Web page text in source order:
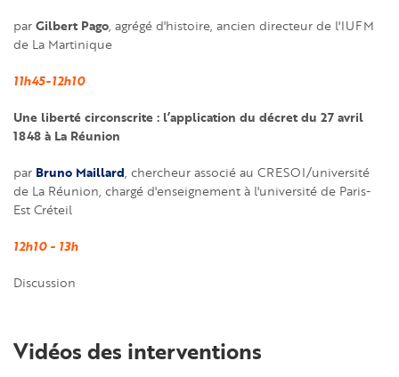
par Gilbert Pago, agrégé d'histoire, ancien directeur de l'IUFM
de La Martinique
11h45-12h10
Une liberté circonscrite : l’application du décret du 27 avril
1848 à La Réunion
par Bruno Maillard , chercheur associé au CRESOI/université
de La Réunion, chargé d'enseignement à l'université de Paris-
Est Créteil
12h10 - 13h
Discussion
Vidéos des interventions